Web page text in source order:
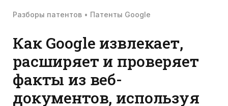
Разборы патентов • Патенты Google
Как Google извлекает,
расширяет и проверяет
факты из веб-
документов, используя